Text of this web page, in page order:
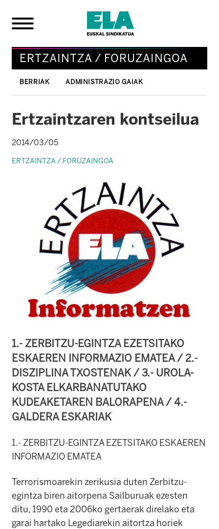
ERTZAINTZA / FORUZAINGOA
BERRIAK ADMINISTRAZIO GAIAK
Ertzaintzaren kontseilua
2014/03/05
ERTZAINTZA / FORUZAINGOA
1.- ZERBITZU-EGINTZA EZETSITAKO
ESKAEREN INFORMAZIO EMATEA / 2.-
DISZIPLINA TXOSTENAK / 3.- UROLA-
KOSTA ELKARBANATUTAKO
KUDEAKETAREN BALORAPENA / 4.-
GALDERA ESKARIAK
1.- ZERBITZU-EGINTZA EZETSITAKO ESKAEREN
INFORMAZIO EMATEA
Terrorismoarekin zerikusia duten Zerbitzu-
egintza biren aitorpena Sailburuak ezesten
ditu, 1990 eta 2006ko gertaerak direlako eta
garai hartako Legediarekin aitortza horiek